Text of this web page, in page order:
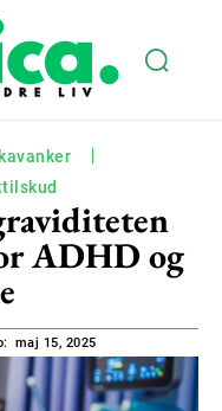
ADHD og
maj 15, 2025